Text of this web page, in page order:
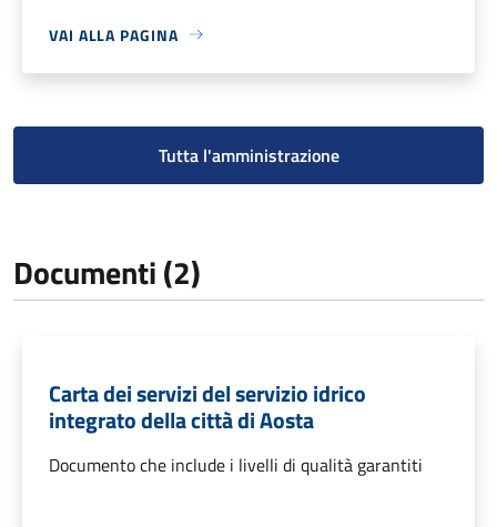
VAI ALLA PAGINA
Tutta l'amministrazione
Documenti (2)
Carta dei servizi del servizio idrico
integrato della città di Aosta
Documento che include i livelli di qualità garantiti